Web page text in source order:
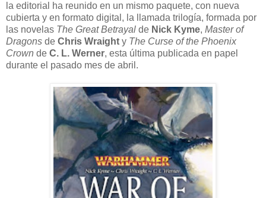
la editorial ha reunido en un mismo paquete, con nueva
cubierta y en formato digital, la llamada trilogía, formada por
las novelas The Great Betrayal de Nick Kyme, Master of
Dragons de Chris Wraight y The Curse of the Phoenix
Crown de C. L. Werner, esta última publicada en papel
durante el pasado mes de abril.